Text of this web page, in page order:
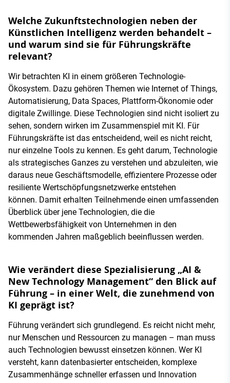
Welche Zukunftstechnologien neben der
Künstlichen Intelligenz werden behandelt –
und warum sind sie für Führungskräfte
relevant?
Wir betrachten KI in einem größeren Technologie-
Ökosystem. Dazu gehören Themen wie Internet of Things,
Automatisierung, Data Spaces, Plattform-Ökonomie oder
digitale Zwillinge. Diese Technologien sind nicht isoliert zu
sehen, sondern wirken im Zusammenspiel mit KI. Für
Führungskräfte ist das entscheidend, weil es nicht reicht,
nur einzelne Tools zu kennen. Es geht darum, Technologie
als strategisches Ganzes zu verstehen und abzuleiten, wie
daraus neue Geschäftsmodelle, effizientere Prozesse oder
resiliente Wertschöpfungsnetzwerke entstehen
können. Damit erhalten Teilnehmende einen umfassenden
Überblick über jene Technologien, die die
Wettbewerbsfähigkeit von Unternehmen in den
kommenden Jahren maßgeblich beeinflussen werden.
Wie verändert diese Spezialisierung „AI &
New Technology Management“ den Blick auf
Führung – in einer Welt, die zunehmend von
KI geprägt ist?
Führung verändert sich grundlegend. Es reicht nicht mehr,
nur Menschen und Ressourcen zu managen – man muss
auch Technologien bewusst einsetzen können. Wer KI
versteht, kann datenbasierter entscheiden, komplexe
Zusammenhänge schneller erfassen und Innovation